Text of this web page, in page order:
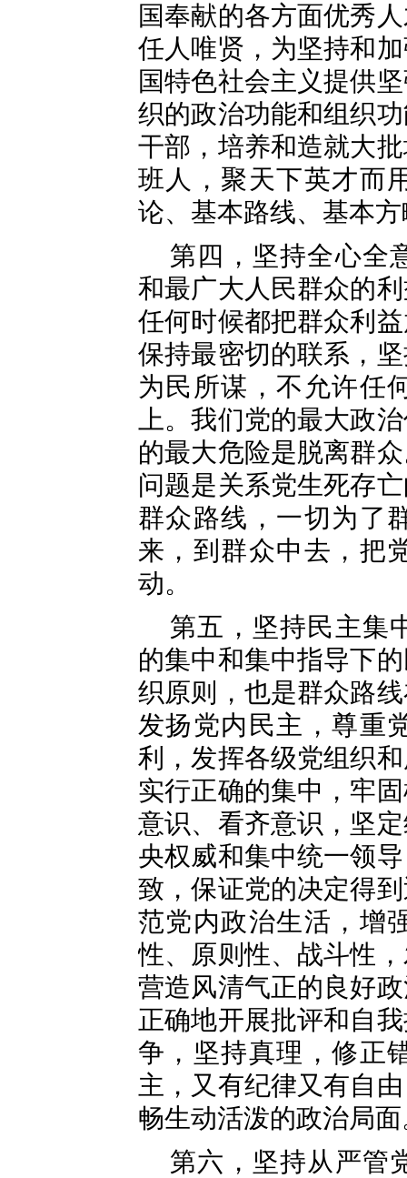
国奉献的各方面优秀
任人唯贤，为坚持和
国特色社会主义提供
织的政治功能和组织
干部，培养和造就大
班人，聚天下英才而
论、基本路线、基本
第四，坚持全心全
和最广大人民群众的
任何时候都把群众利
保持最密切的联系，
为民所谋，不允许任
上。我们党的最大政
的最大危险是脱离群
问题是关系党生死存
群众路线，一切为了
来，到群众中去，把
动。
第五，坚持民主集
的集中和集中指导下
织原则，也是群众路
发扬党内民主，尊重
利，发挥各级党组织
实行正确的集中，牢
意识、看齐意识，坚
央权威和集中统一领
致，保证党的决定得
范党内政治生活，增
性、原则性、战斗性
营造风清气正的良好
正确地开展批评和自
争，坚持真理，修正
主，又有纪律又有自
畅生动活泼的政治局
第六，坚持从严管